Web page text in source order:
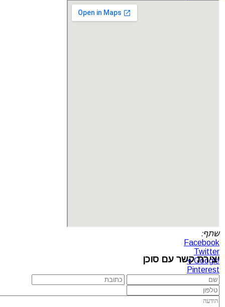
שתף:
Facebook
Twitter
Google +
Pinterest
יצירת קשר עם סוכן